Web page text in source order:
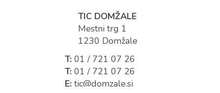
TIC DOMŽALE
Mestni trg 1
1230 Domžale
T:01 / 721 07 26
T:01 / 721 07 26
E:tic@domzale.si